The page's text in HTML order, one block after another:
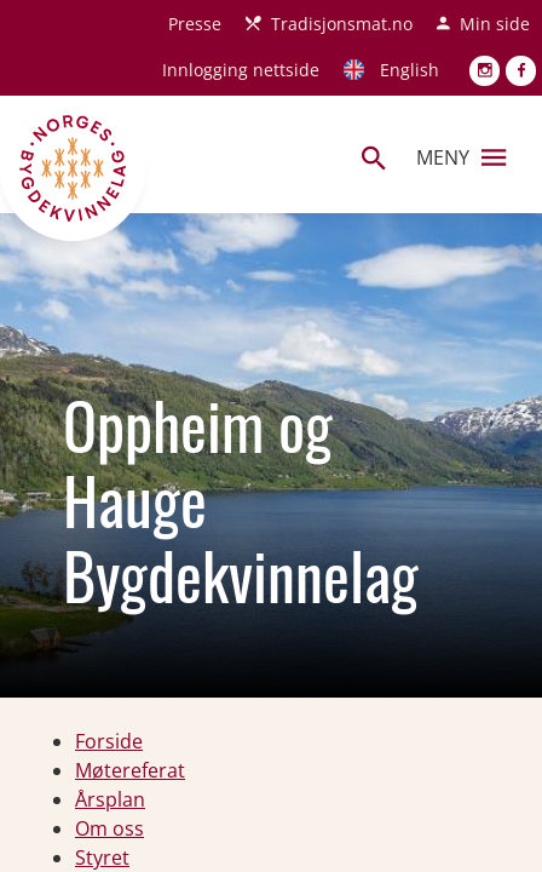
Hopp til hovedinnholdPresse Tradisjonsmat.no
Min side
Innlogging nettside
English
MENY
Oppheim og
Hauge
Bygdekvinnelag
Forside
Møtereferat
Årsplan
Om oss
Styret